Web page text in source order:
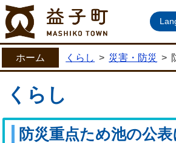
益子町ホー
ホーム くらし > 災害・防災 >
くらし
防災重点ため池の公